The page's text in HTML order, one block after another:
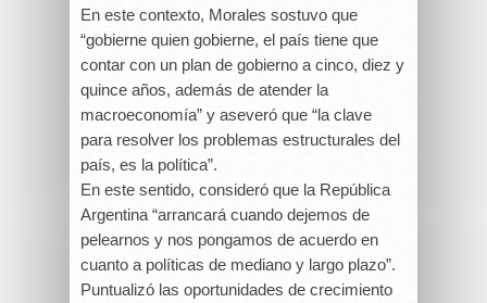
En este contexto, Morales sostuvo que
“gobierne quien gobierne, el país tiene que
contar con un plan de gobierno a cinco, diez y
quince años, además de atender la
macroeconomía” y aseveró que “la clave
para resolver los problemas estructurales del
país, es la política”.
En este sentido, consideró que la República
Argentina “arrancará cuando dejemos de
pelearnos y nos pongamos de acuerdo en
cuanto a políticas de mediano y largo plazo”.
Puntualizó las oportunidades de crecimiento